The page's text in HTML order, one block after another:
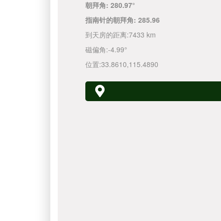
朝拜角: 280.97°
指南针的朝拜角: 285.96
到天房的距离:7433 km
磁偏角:-4.99°
位置:33.8610,115.4890